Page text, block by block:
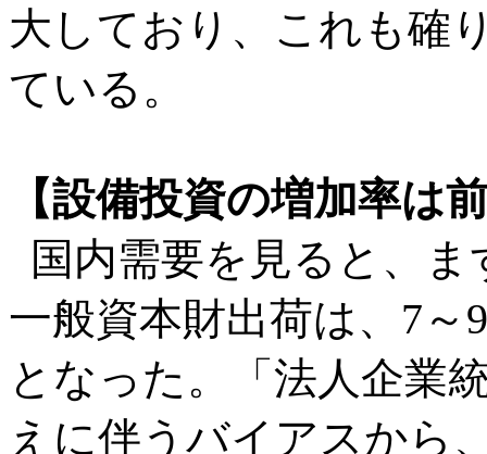
大しており、これも確
ている。
【設備投資の増加率は
国内需要を見ると、
一般資本財出荷は、7～
となった。「法人企業
えに伴うバイアスから